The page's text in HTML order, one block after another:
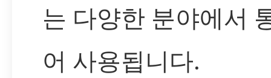
는 다양한 분야에서
어 사용됩니다.